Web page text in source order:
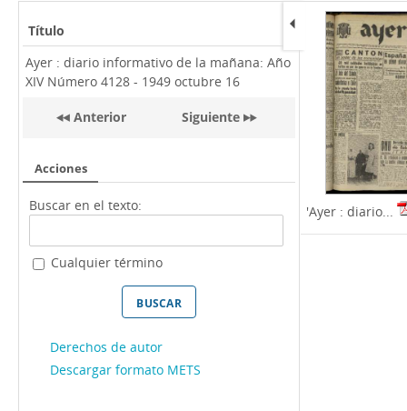
Título
Ayer : diario informativo de la mañana: Año
XIV Número 4128 - 1949 octubre 16
Anterior Siguiente
Acciones
Buscar en el texto:
Cualquier término
Derechos de autor
Descargar formato METS
'Ayer : diario...